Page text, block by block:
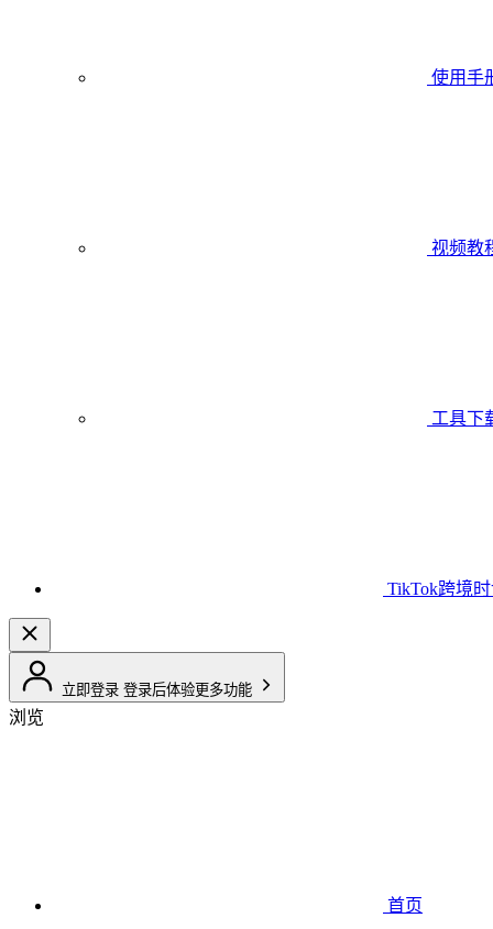
使用手
视频教
工具下
TikTok跨境
立即登录 登录后体验更多功能
浏览
首页